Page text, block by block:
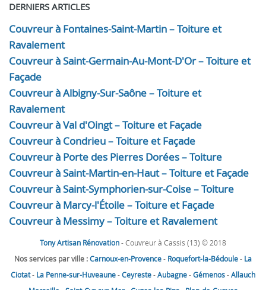
DERNIERS ARTICLES
Couvreur à Fontaines-Saint-Martin – Toiture et
Ravalement
Couvreur à Saint-Germain-Au-Mont-D'Or – Toiture et
Façade
Couvreur à Albigny-Sur-Saône – Toiture et
Ravalement
Couvreur à Val d'Oingt – Toiture et Façade
Couvreur à Condrieu – Toiture et Façade
Couvreur à Porte des Pierres Dorées – Toiture
Couvreur à Saint-Martin-en-Haut – Toiture et Façade
Couvreur à Saint-Symphorien-sur-Coise – Toiture
Couvreur à Marcy-l'Étoile – Toiture et Façade
Couvreur à Messimy – Toiture et Ravalement
Tony Artisan Rénovation- Couvreur à Cassis (13) © 2018
Nos services par ville :Carnoux-en-Provence- Roquefort-la-Bédoule- La
Ciotat- La Penne-sur-Huveaune-Ceyreste-Aubagne-Gémenos-Allauch